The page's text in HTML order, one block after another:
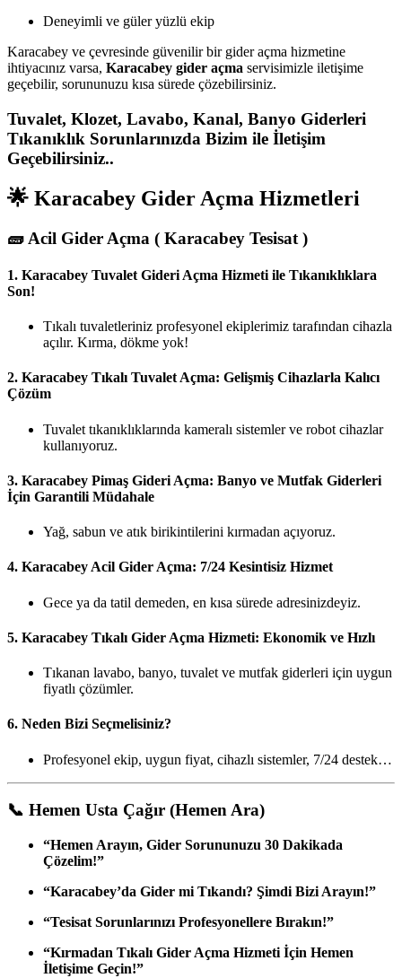
Deneyimli ve güler yüzlü ekip
Karacabey ve çevresinde güvenilir bir gider açma hizmetine
ihtiyacınız varsa, Karacabey gider açma servisimizle iletişime
geçebilir, sorununuzu kısa sürede çözebilirsiniz.
Tuvalet, Klozet, Lavabo, Kanal, Banyo Giderleri
Tıkanıklık Sorunlarınızda Bizim ile İletişim
Geçebilirsiniz..
🌟 Karacabey Gider Açma Hizmetleri
🧱 Acil Gider Açma ( Karacabey Tesisat )
1. Karacabey Tuvalet Gideri Açma Hizmeti ile Tıkanıklıklara
Son!
Tıkalı tuvaletleriniz profesyonel ekiplerimiz tarafından cihazla
açılır. Kırma, dökme yok!
2. Karacabey Tıkalı Tuvalet Açma: Gelişmiş Cihazlarla Kalıcı
Çözüm
Tuvalet tıkanıklıklarında kameralı sistemler ve robot cihazlar
kullanıyoruz.
3. Karacabey Pimaş Gideri Açma: Banyo ve Mutfak Giderleri
İçin Garantili Müdahale
Yağ, sabun ve atık birikintilerini kırmadan açıyoruz.
4. Karacabey Acil Gider Açma: 7/24 Kesintisiz Hizmet
Gece ya da tatil demeden, en kısa sürede adresinizdeyiz.
5. Karacabey Tıkalı Gider Açma Hizmeti: Ekonomik ve Hızlı
Tıkanan lavabo, banyo, tuvalet ve mutfak giderleri için uygun
fiyatlı çözümler.
6. Neden Bizi Seçmelisiniz?
Profesyonel ekip, uygun fiyat, cihazlı sistemler, 7/24 destek…
📞 Hemen Usta Çağır (Hemen Ara)
“Hemen Arayın, Gider Sorununuzu 30 Dakikada
Çözelim!”
“Karacabey’da Gider mi Tıkandı? Şimdi Bizi Arayın!”
“Tesisat Sorunlarınızı Profesyonellere Bırakın!”
“Kırmadan Tıkalı Gider Açma Hizmeti İçin Hemen
İletişime Geçin!”